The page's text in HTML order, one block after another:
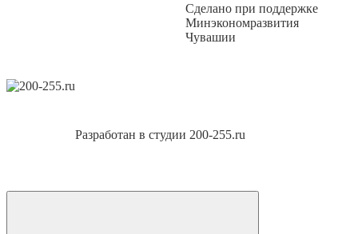
Сделано при поддержке
Минэкономразвития
Чувашии
Разработан в студии 200-255.ru